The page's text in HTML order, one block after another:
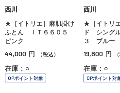
西川
★［イトリエ］麻肌掛け
ふとん ＩＴ６６０５
ピンク
44,000 円 （税込）
在庫：○
OPポイント対象
西川
★［イトリ
ド シング
３ ブルー
19,800 円
在庫：○
OPポイント対